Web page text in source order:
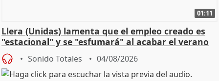
01:11
Llera (Unidas) lamenta que el empleo creado es
"estacional" y se "esfumará" al acabar el verano
Sonido Totales 04/08/2026